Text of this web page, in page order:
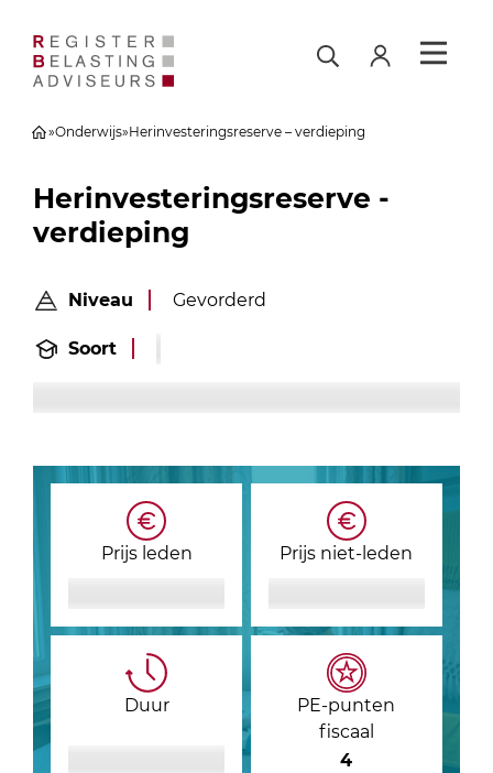
»Onderwijs»Herinvesteringsreserve – verdieping
Herinvesteringsreserve -
verdieping
Niveau Gevorderd
Soort
Prijs leden Prijs niet-leden
Duur
PE-punten
fiscaal
4